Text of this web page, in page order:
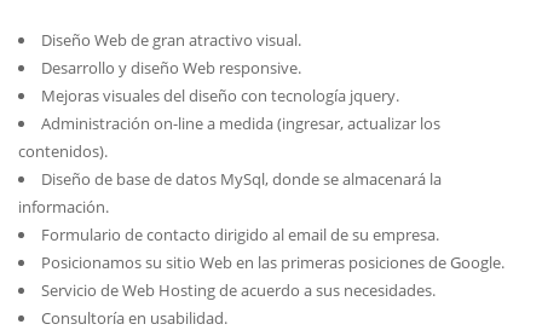
Diseño Web de gran atractivo visual.
Desarrollo y diseño Web responsive.
Mejoras visuales del diseño con tecnología jquery.
Administración on-line a medida (ingresar, actualizar los
contenidos).
Diseño de base de datos MySql, donde se almacenará la
información.
Formulario de contacto dirigido al email de su empresa.
Posicionamos su sitio Web en las primeras posiciones de Google.
Servicio de Web Hosting de acuerdo a sus necesidades.
Consultoría en usabilidad.